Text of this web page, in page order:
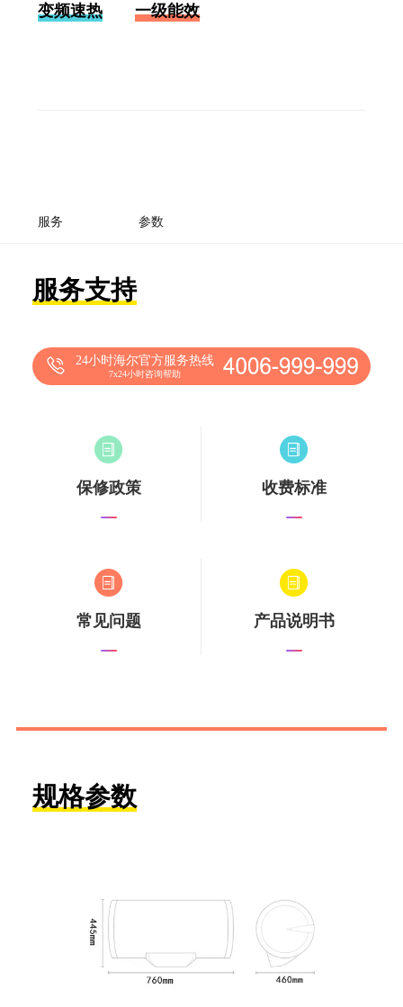
变频速热 一级能效
服务 参数
服务支持
24小时海尔官方服务热线
7x24小时咨询帮助
保修政策 收费标准
常见问题 产品说明书
规格参数